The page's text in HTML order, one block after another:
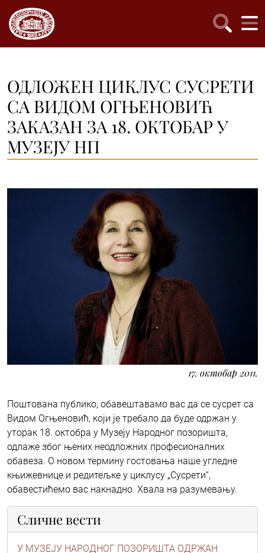
ОДЛОЖЕН ЦИКЛУС СУСРЕТИ
СА ВИДОМ ОГЊЕНОВИЋ
ЗАКАЗАН ЗА 18. ОКТОБАР У
МУЗЕЈУ НП
17. октобар 2011.
Поштована публико, обавештавамо вас да се сусрет са
Видом Огњеновић, који је требало да буде одржан у
уторак 18. октобра у Музеју Народног позоришта,
одлаже због њених неодложних професионалних
обавеза. О новом термину гостовања наше угледне
књижевнице и редитељке у циклусу „Сусрети“,
обавестићемо вас накнадно. Хвала на разумевању.
Сличне вести
У МУЗЕЈУ НАРОДНОГ ПОЗОРИШТА ОДРЖАН